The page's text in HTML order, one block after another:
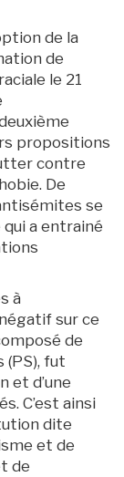
de la
de
le 21
propositions
contre
De
se
a entrainé
à
sur ce
de
(PS), fut
et d’une
C’est ainsi
dite
et de
de